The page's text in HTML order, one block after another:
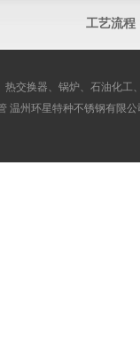
工艺流程
交换器、锅炉、石油化
温州环星特种不锈钢有限